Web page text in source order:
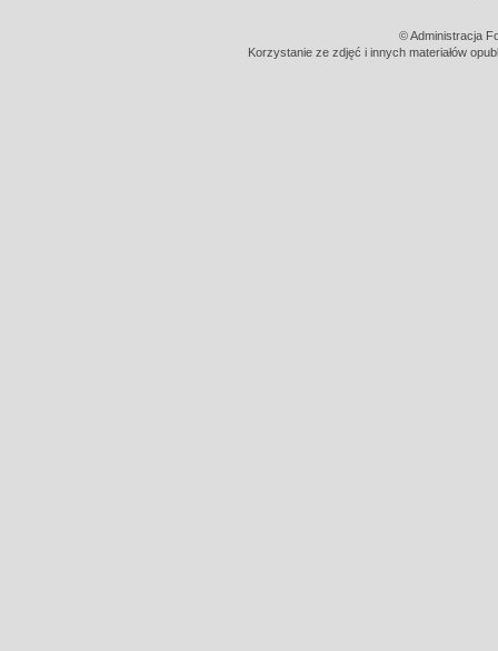
© Administracja
Korzystanie ze zdjęć i innych materiałów